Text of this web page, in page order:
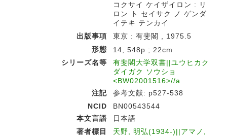
コクサイ ケイザイロン : リ
ロン ト セイサク ノ ゲンダ
イテキ テンカイ
出版事項
東京 : 有斐閣 , 1975.5
形態
14, 548p ; 22cm
シリーズ名等
有斐閣大学双書||ユウヒカク
ダイガク ソウショ
<BW02001516>//a
注記
参考文献: p527-538
NCID
BN00543544
本文言語
日本語
著者標目
天野, 明弘(1934-)||アマノ,